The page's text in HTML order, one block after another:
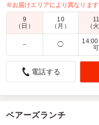
商品数： 64 締切日時： 2日
配達時間：
9:00～17:00
配達直前に電話がもらえ
4.0 大野台第一自治
会議用のお弁当として注
がうれしいです。来れ
っています。ただ、コン
※お届けエリアにより異なります
9
（日）
10
（月）
11
（
－ ◯
14:00
可
電話する
ベアーズランチ